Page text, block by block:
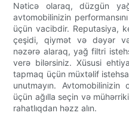
Nəticə olaraq, düzgün yağ
avtomobilinizin
üçün vacibdir. Reputasiya,
çeşidi, qiymət və dəyər
nəzərə alaraq, yağ filtri
verə bilərsiniz. Xüsusi
tapmaq üçün müxtəlif
unutmayın.
üçün ağılla seçin və
rahatlıqdan həzz alın.